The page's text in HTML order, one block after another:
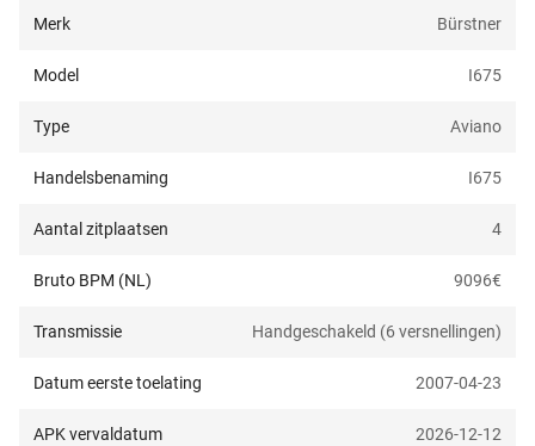
Merk Bürstner
Model I675
Type Aviano
Handelsbenaming I675
Aantal zitplaatsen 4
Bruto BPM (NL) 9096€
Transmissie Handgeschakeld (6 versnellingen)
Datum eerste toelating 2007-04-23
APK vervaldatum 2026-12-12